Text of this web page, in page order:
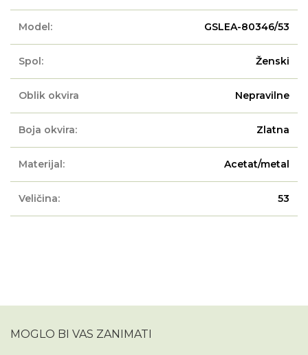
Model: GSLEA-80346/53
Spol: Ženski
Oblik okvira Nepravilne
Boja okvira: Zlatna
Materijal: Acetat/metal
Veličina: 53
MOGLO BI VAS ZANIMATI